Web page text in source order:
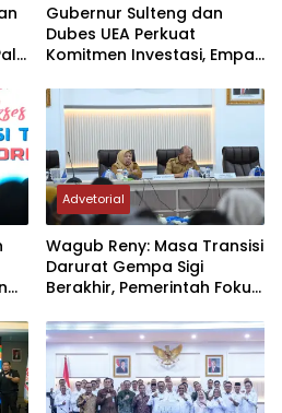
Gubernur Sulteng dan
Dubes UEA Perkuat
Komitmen Investasi, Empat
Advetorial
Wagub Reny: Masa Transisi
Darurat Gempa Sigi
Berakhir, Pemerintah Fokus